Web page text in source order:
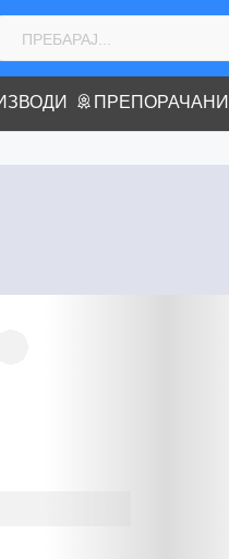
ПРЕПОРАЧАНИ